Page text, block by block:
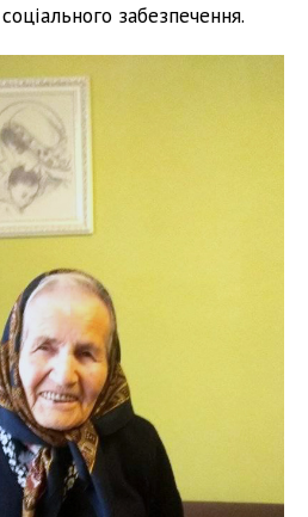
забезпечення.